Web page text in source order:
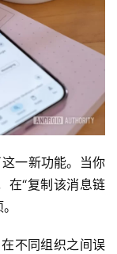
一新功能。当你
在“复制该消息链
不同组织之间误